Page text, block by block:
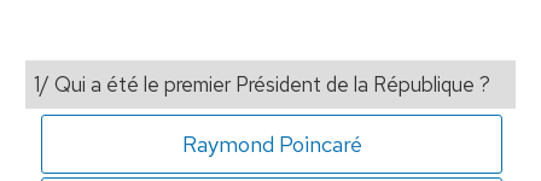
1/ Qui a été le premier Président de la République ?
Raymond Poincaré